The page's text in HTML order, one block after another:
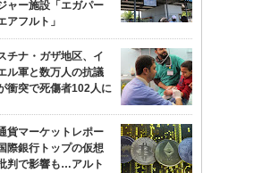
ャー施設「エガパー
アフルト」
チナ・ガザ地区、イ
ル軍と数万人の抗議
衝突で死傷者102人に
貨マーケットレポー
際銀行トップの仮想
判で影響も…アルト